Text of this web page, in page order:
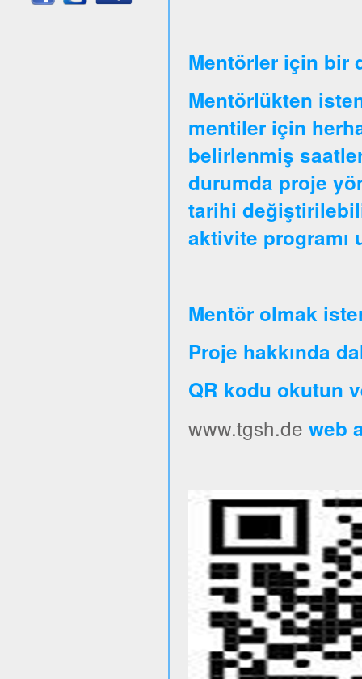
Mentörler için bir
Mentörlükten
mentiler için
belirlenmiş
durumda proje
tarihi
aktivite programı
Mentör olmak
Proje hakkında
QR kodu okutun
www.tgsh.de web